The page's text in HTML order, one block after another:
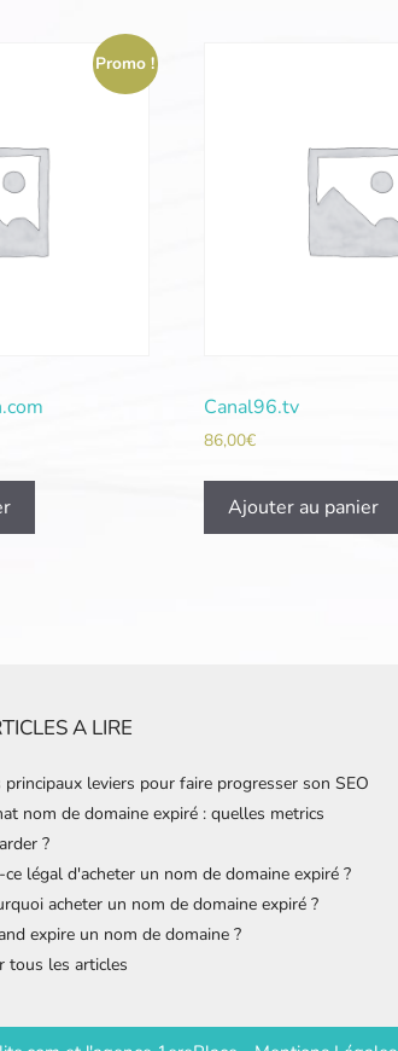
Promo !
Canal96.tv
86,00€
Ajouter au panier
A LIRE
principaux leviers pour faire progresser son SEO
nom de domaine expiré : quelles metrics
?
ce légal d'acheter un nom de domaine expiré ?
acheter un nom de domaine expiré ?
expire un nom de domaine ?
tous les articles